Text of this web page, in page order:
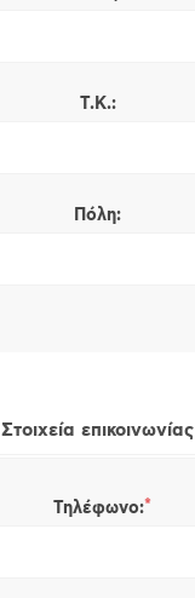
Τ.Κ.:
Πόλη:
Στοιχεία επικοινωνίας
Τηλέφωνο:*